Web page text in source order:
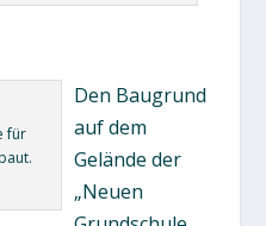
für
Den Baugrund
auf dem
Gelände der
„Neuen